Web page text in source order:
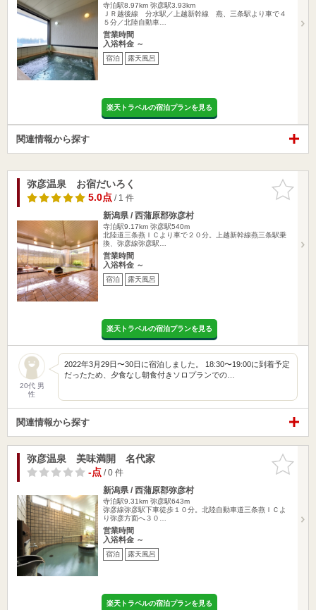
寺泊駅8.97km 弥彦駅3.93km
ＪＲ越後線 分水駅／上越新幹線 燕、三条駅より車で４
５分／北陸自動車…
営業時間
入浴料金 ～
宿泊 露天風呂
楽天トラベルの宿泊プランを見る
関連情報から探す
お気に入
りに追加
弥彦温泉 お宿だいろく
5.0点/ 1 件
新潟県 / 西蒲原郡弥彦村
寺泊駅9.17km 弥彦駅540m
北陸道三条燕ＩＣより車で２０分。上越新幹線燕三条駅乗
換、弥彦線弥彦駅…
営業時間
入浴料金 ～
宿泊 露天風呂
楽天トラベルの宿泊プランを見る
20代 男
性
2022年3月29日〜30日に宿泊しました。 18:30〜19:00に到着予定
だったため、夕食なし朝食付きソロプランでの…
関連情報から探す
お気に入
りに追加
弥彦温泉 美味満開 名代家
-点/ 0 件
新潟県 / 西蒲原郡弥彦村
寺泊駅9.31km 弥彦駅643m
弥彦線弥彦駅下車徒歩１０分。北陸自動車道三条燕ＩＣよ
り弥彦方面へ３０…
営業時間
入浴料金 ～
宿泊 露天風呂
楽天トラベルの宿泊プランを見る